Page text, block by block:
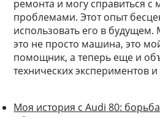
ремонта и могу справиться
проблемами. Этот опыт
использовать его в
это не просто машина, это
помощник, а теперь еще и
технических экспериментов и
Моя история с Audi 80: